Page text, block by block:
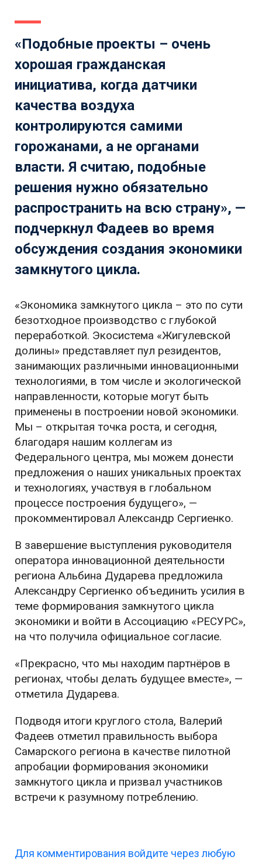
«Подобные проекты – очень
хорошая гражданская
инициатива, когда датчики
качества воздуха
контролируются самими
горожанами, а не органами
власти. Я считаю, подобные
решения нужно обязательно
распространить на всю страну», —
подчеркнул Фадеев во время
обсуждения создания экономики
замкнутого цикла.
«Экономика замкнутого цикла – это по сути
безотходное производство с глубокой
переработкой. Экосистема «Жигулевской
долины» представляет пул резидентов,
занимающих различными инновационными
технологиями, в том числе и экологической
направленности, которые могут быть
применены в построении новой экономики.
Мы – открытая точка роста, и сегодня,
благодаря нашим коллегам из
Федерального центра, мы можем донести
предложения о наших уникальных проектах
и технологиях, участвуя в глобальном
процессе построения будущего», —
прокомментировал Александр Сергиенко.
В завершение выступления руководителя
оператора инновационной деятельности
региона Альбина Дударева предложила
Александру Сергиенко объединить усилия в
теме формирования замкнутого цикла
экономики и войти в Ассоциацию «РЕСУРС»,
на что получила официальное согласие.
«Прекрасно, что мы находим партнёров в
регионах, чтобы делать будущее вместе», —
отметила Дударева.
Подводя итоги круглого стола, Валерий
Фадеев отметил правильность выбора
Самарского региона в качестве пилотной
апробации формирования экономики
замкнутого цикла и призвал участников
встречи к разумному потреблению.
Для комментирования войдите через любую